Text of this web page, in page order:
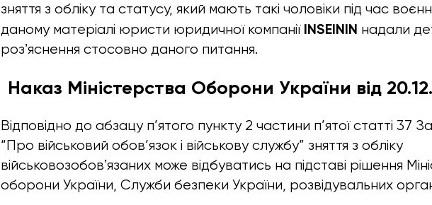
зняття з обліку та статусу, який мають такі чоловіки під час
даному матеріалі юристи юридичної компанії INSEININ надали
розʼяснення стосовно даного питання.
Наказ Міністерства Оборони України від
Відповідно до абзацу п’ятого пункту 2 частини п’ятої статті 37
“Про військовий обов’язок і військову службу” зняття з обліку
військовозобовʼязаних може відбуватись на підставі рішення
оборони України, Служби безпеки України, розвідувальних